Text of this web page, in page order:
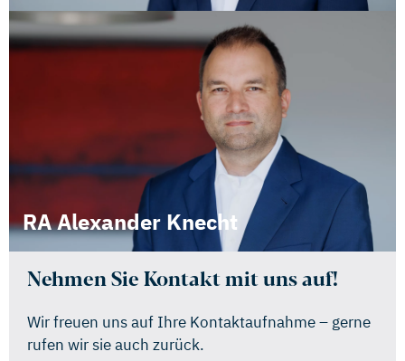
RA Alexander Knecht
Nehmen Sie Kontakt mit uns auf!
Wir freuen uns auf Ihre Kontaktaufnahme – gerne
rufen wir sie auch zurück.